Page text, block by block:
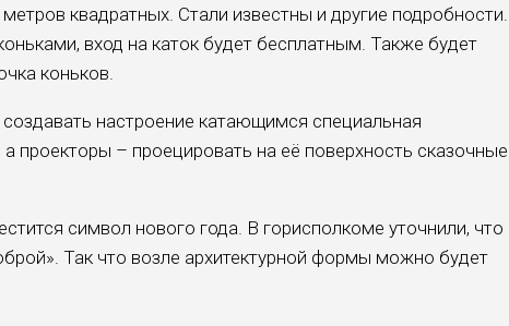
квадратных. Стали известны и другие подробности.
вход на каток будет бесплатным. Также будет
коньков.
настроение катающимся специальная
проекторы – проецировать на её поверхность сказочные
символ нового года. В горисполкоме уточнили, что
Так что возле архитектурной формы можно будет